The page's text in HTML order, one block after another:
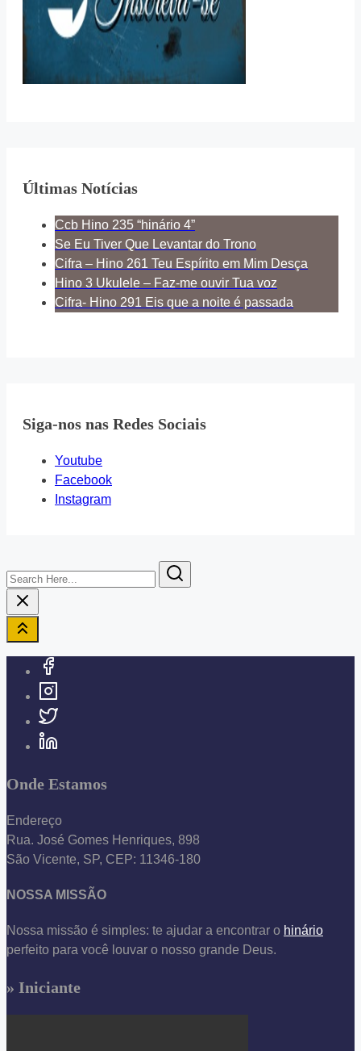
Últimas Notícias
Ccb Hino 235 “hinário 4”
Se Eu Tiver Que Levantar do Trono
Cifra – Hino 261 Teu Espírito em Mim Desça
Hino 3 Ukulele – Faz-me ouvir Tua voz
Cifra- Hino 291 Eis que a noite é passada
Siga-nos nas Redes Sociais
Youtube
Facebook
Instagram
Search
Here...
Onde Estamos
Endereço
Rua. José Gomes Henriques, 898
São Vicente, SP, CEP: 11346-180
NOSSA MISSÃO
Nossa missão é simples: te ajudar a encontrar o hinário
perfeito para você louvar o nosso grande Deus.
» Iniciante